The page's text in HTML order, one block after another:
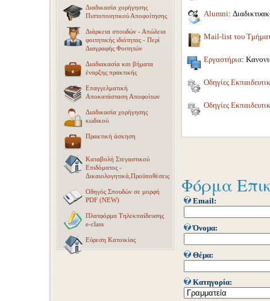
Διαδικασία χορήγησης
Πιστοποιητικού Αποφοίτησης
Διάρκεια σπουδών - Απώλεια
φοιτητικής ιδιότητας - Περί
Διαγραφής Φοιτητών
Διαδιακασία και βήματα
έναρξης πρακτικής
Επαγγελματική
Αποκατάσταση Αποφοίτων
Διαδικασία χορήγησης
κωδικού
Πρακτική άσκηση
Καταβολή Στεγαστικού
Επιδόματος -
Δικαιολογητικά,Προϋποθέσεις
Οδηγός Σπουδών σε μορφή
PDF (NEW)
Πλατφόρμα Τηλεκπαίδευσης
e-class
Εύρεση Κατοικίας
Alumni:
Mail-list του
Εργαστήρια:
Οδηγίες
Οδηγίες
Φόρμα
Email:
Όνομα:
Θέμα:
Κατηγορία: